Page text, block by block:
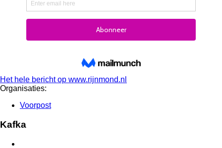
Het hele bericht op www.rijnmond.nl
Organisaties:
Voorpost
Kafka